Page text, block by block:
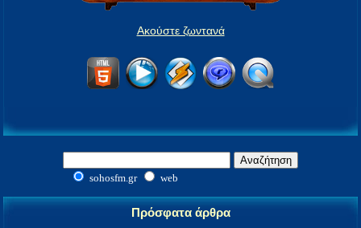
Ακούστε ζωντανά
sohosfm.gr web
Πρόσφατα άρθρα